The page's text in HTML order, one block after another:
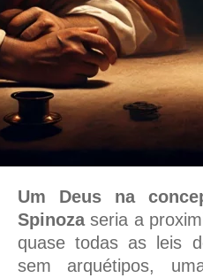
Um Deus na
Spinozaseria a
quase todas as leis
sem arquétipos,